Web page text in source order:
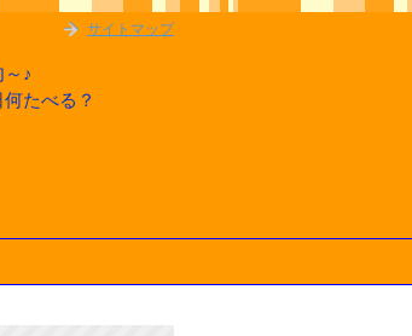
♪
たべる？
サイトマップ